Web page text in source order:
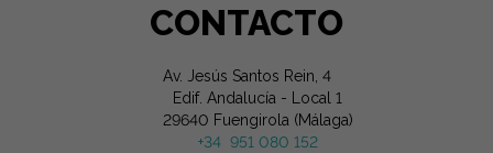
CONTACTO
Av. Jesús Santos Rein, 4
Edif. Andalucía - Local 1
29640 Fuengirola (Málaga)
+34 951 080 152